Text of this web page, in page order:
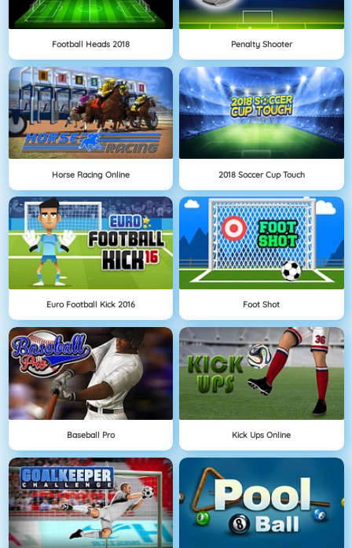
Football Heads 2018 Penalty Shooter
Horse Racing Online 2018 Soccer Cup Touch
Euro Football Kick 2016 Foot Shot
Baseball Pro Kick Ups Online